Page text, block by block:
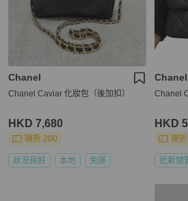
Chanel
Chanel Caviar 化妝包（後加扣）
HKD 7,680
現折 200
狀況良好 本地 免運
Chanel
Chanel
HKD
現
近新閒